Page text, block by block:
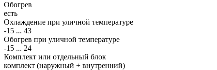
Обогрев
есть
Охлаждение при уличной температуре
-15 ... 43
Обогрев при уличной температуре
-15 ... 24
Комплект или отдельный блок
комплект (наружный + внутренний)